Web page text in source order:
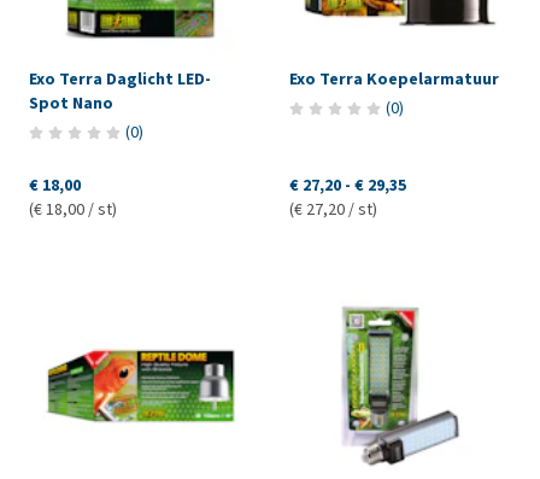
Exo Terra Daglicht LED-
Spot Nano
(0)
€ 18,00
(€ 18,00 / st)
Exo Terra Koepelarmatuur
(0)
€ 27,20 - € 29,35
(€ 27,20 / st)